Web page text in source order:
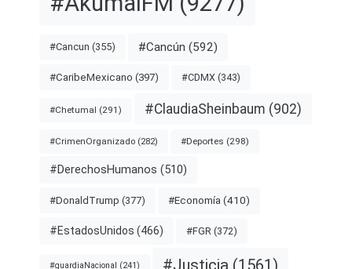
#Cancun (355) #Cancún (592)
#CaribeMexicano (397) #CDMX (343)
#Chetumal (291) #ClaudiaSheinbaum (902)
#CrimenOrganizado (282) #Deportes (298)
#DerechosHumanos (510)
#DonaldTrump (377) #Economía (410)
#EstadosUnidos (466) #FGR (372)
#guardiaNacional (241) #Justicia (1561)